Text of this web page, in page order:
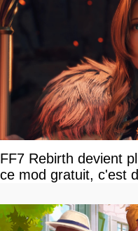
FF7 Rebirth devient
ce mod gratuit, c'est